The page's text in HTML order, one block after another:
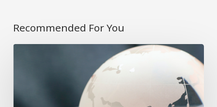
Recommended For You
investimentos